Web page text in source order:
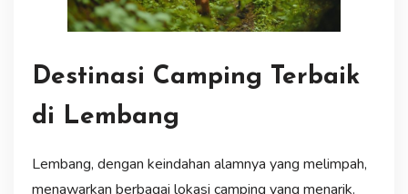
Destinasi Camping Terbaik
di Lembang
Lembang, dengan keindahan alamnya yang melimpah,
menawarkan berbagai lokasi camping yang menarik.